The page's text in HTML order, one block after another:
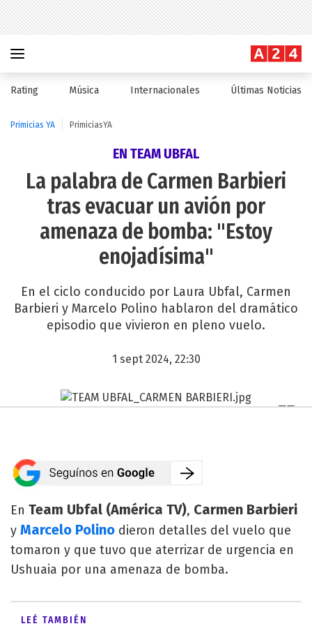
Rating Música Internacionales Últimas Noticias
Primicias YA PrimiciasYA
EN TEAM UBFAL
La palabra de Carmen Barbieri
tras evacuar un avión por
amenaza de bomba: "Estoy
enojadísima"
En el ciclo conducido por Laura Ubfal, Carmen
Barbieri y Marcelo Polino hablaron del dramático
episodio que vivieron en pleno vuelo.
1 sept 2024, 22:30
En Team Ubfal (América TV), Carmen Barbieri
y Marcelo Polino dieron detalles del vuelo que
tomaron y que tuvo que aterrizar de urgencia en
Ushuaia por una amenaza de bomba.
LEÉ TAMBIÉN